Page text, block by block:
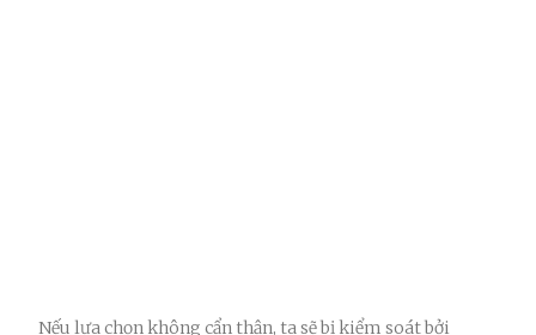
Nếu lựa chọn không cẩn thận, ta sẽ bị kiểm soát bởi